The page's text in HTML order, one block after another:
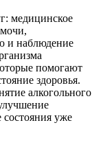
медицинское
и наблюдение
помогают
здоровья.
алкогольного
состояния уже